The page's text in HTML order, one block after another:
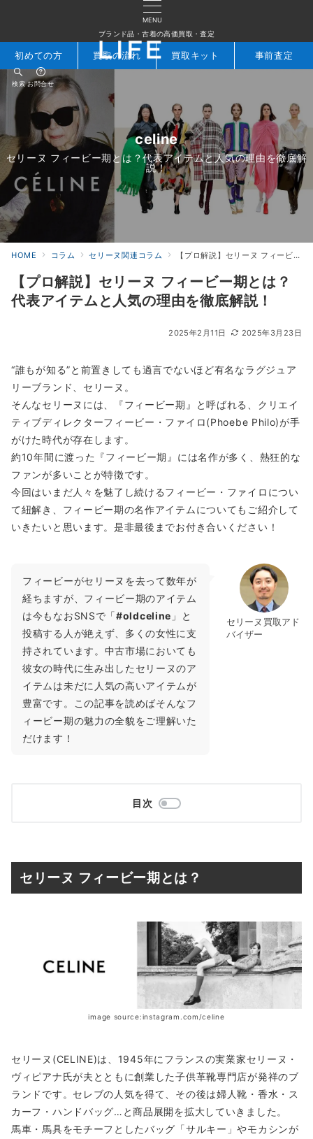
MENU
ブランド品・古着の高価買取・査定
検索 お問合せ
初めての方 買取の流れ 買取キット 事前査定
celine
セリーヌ フィービー期とは？代表アイテムと人気の理由を徹底解
説！
HOME コラム セリーヌ関連コラム 【プロ解説】セリーヌ フィービー期とは？代表アイテムと人気の理由を徹底解説！
【プロ解説】セリーヌ フィービー期とは？
代表アイテムと人気の理由を徹底解説！
2025年2月11日 2025年3月23日
“誰もが知る”と前置きしても過言でないほど有名なラグジュア
リーブランド、セリーヌ。
そんなセリーヌには、『フィービー期』と呼ばれる、クリエイ
ティブディレクターフィービー・ファイロ(Phoebe Philo)が手
がけた時代が存在します。
約10年間に渡った『フィービー期』には名作が多く、熱狂的な
ファンが多いことが特徴です。
今回はいまだ人々を魅了し続けるフィービー・ファイロについ
て紐解き、フィービー期の名作アイテムについてもご紹介して
いきたいと思います。是非最後までお付き合いください！
セリーヌ買取アド
バイザー
フィービーがセリーヌを去って数年が
経ちますが、フィービー期のアイテム
は今もなおSNSで「#oldceline 」と
投稿する人が絶えず、多くの女性に支
持されています。中古市場においても
彼女の時代に生み出したセリーヌのア
イテムは未だに人気の高いアイテムが
豊富です。この記事を読めばそんなフ
ィービー期の魅力の全貌をご理解いた
だけます！
目次
セリーヌ フィービー期とは？
image source:instagram.com/celine
セリーヌ(CELINE)は、1945年にフランスの実業家セリーヌ・
ヴィピアナ氏が夫とともに創業した子供革靴専門店が発祥のブ
ランドです。セレブの人気を得て、その後は婦人靴・香水・ス
カーフ・ハンドバッグ…と商品展開を拡大していきました。
馬車・馬具をモチーフとしたバッグ「サルキー」やモカシンが